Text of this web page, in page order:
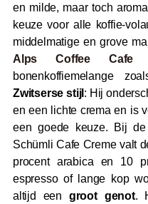
en milde, maar toch
keuze voor alle koffie-
middelmatige en grove
Alps Coffee Cafe
bonenkoffiemelange
Zwitserse stijl : Hij
en een lichte crema en is
een goede keuze. Bij
Schümli Cafe Creme valt
procent arabica en 10
espresso of lange kop
altijd een groot genot.